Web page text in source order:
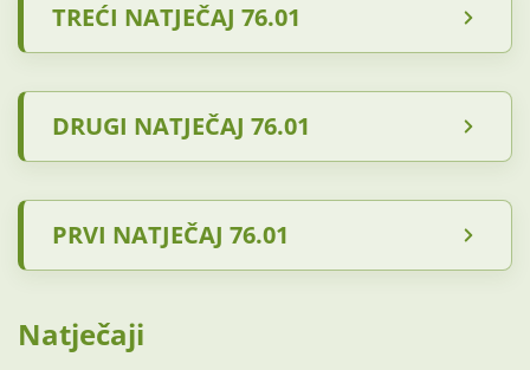
TREĆI NATJEČAJ 76.01
DRUGI NATJEČAJ 76.01
PRVI NATJEČAJ 76.01
Natječaji